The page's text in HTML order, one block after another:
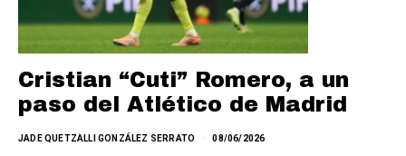
Cristian “Cuti” Romero, a un
paso del Atlético de Madrid
JADE QUETZALLI GONZÁLEZ SERRATO 08/06/2026